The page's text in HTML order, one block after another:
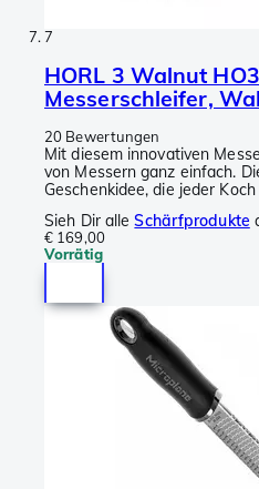
7
HORL 3 Walnut
Messerschleifer,
20 Bewertungen
Mit diesem innovativen
von Messern ganz einfach.
Geschenkidee, die jeder
Sieh Dir alleSchärfprodukte
€ 169,00
Vorrätig